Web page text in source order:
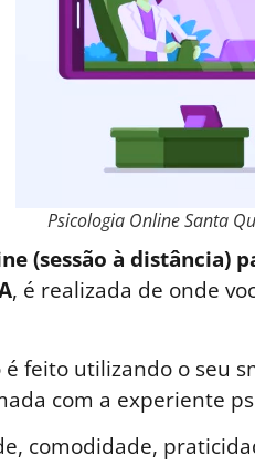
Psicologia Online Santa
(sessão à distância)
, é realizada de onde
feito utilizando o seu
com a experiente
comodidade,